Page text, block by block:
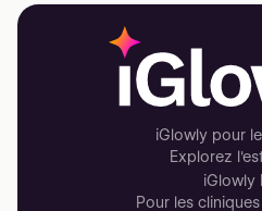
iGlowly pour
Explorez
iGlowly
Pour les